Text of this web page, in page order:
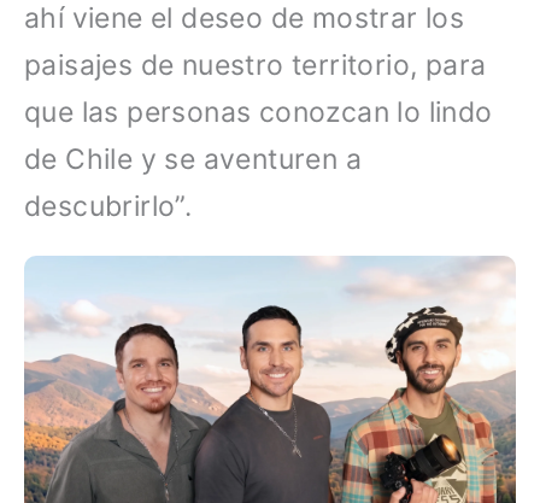
ahí viene el deseo de mostrar los
paisajes de nuestro territorio, para
que las personas conozcan lo lindo
de Chile y se aventuren a
descubrirlo”.